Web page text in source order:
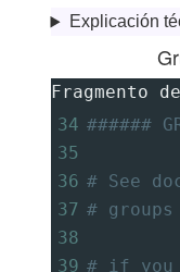
Explicación
Fragmento
34 ######
35
36 # See
37 #
38
39 # if you